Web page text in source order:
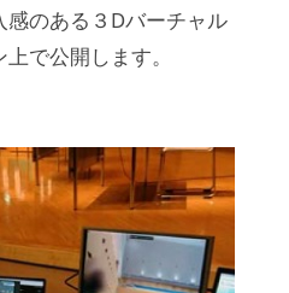
のある３Dバーチャル
で公開します。